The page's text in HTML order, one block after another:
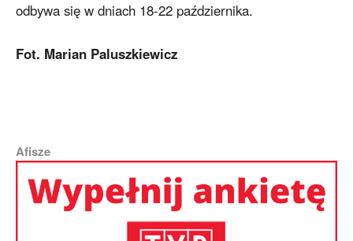
odbywa się w dniach 18-22 października.
Fot. Marian Paluszkiewicz
Afisze